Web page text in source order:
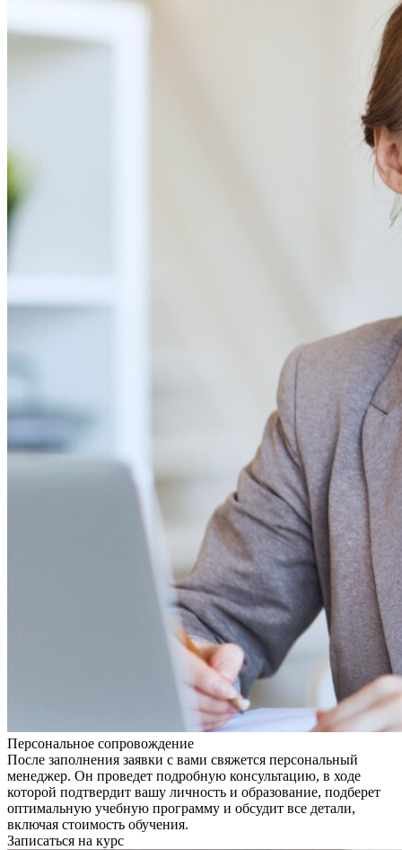
Персональное сопровождение
После заполнения заявки с вами свяжется персональный
менеджер. Он проведет подробную консультацию, в ходе
которой подтвердит вашу личность и образование, подберет
оптимальную учебную программу и обсудит все детали,
включая стоимость обучения.
Записаться на курс